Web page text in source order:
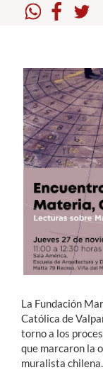
Estudiantes
Funcionarios
Alumni
English
La Fundación
Católica de
torno a los
que marcaron la
muralista chilena.